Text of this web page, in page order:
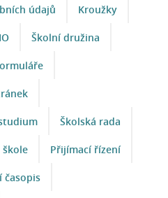
údajů Kroužky
Školní družina
Školská rada
škole Přijímací řízení
časopis